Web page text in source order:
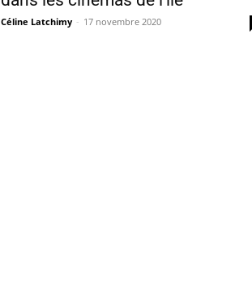
Céline Latchimy - 17 novembre 2020